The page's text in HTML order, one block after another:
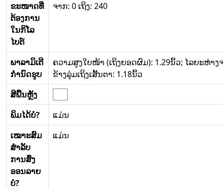
ຂະໜາດທີ່
ຕ້ອງການ
ໃນກິໂລ
ໄບຕ໌
ຈາກ: 0 ເຖິງ: 240
ພາລາມິເຕີ
ກໍານົດຮູບ
ຄວາມສູງໃບໜ້າ (ເຖິງຍອດຜົມ): 1.29ນິ້ວ; ໄລຍະຫ່າ
ຂ້າງລຸ່ມເຖິງເສັ້ນຕາ: 1.18ນິ້ວ
ສີພື້ນຫຼັງ
ພິມໄດ້ບໍ?
ແມ່ນ
ເໝາະສົມ
ສໍາລັບ
ການສົ່ງ
ອອນລາຍ
ບໍ?
ແມ່ນ